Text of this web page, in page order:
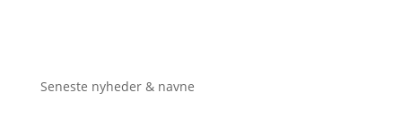
Seneste nyheder & navne